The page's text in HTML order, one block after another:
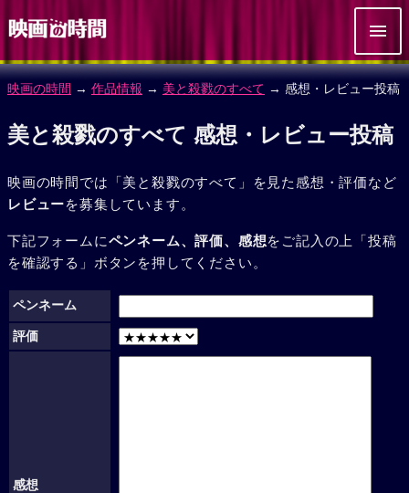
映画の時間 → 作品情報 → 美と殺戮のすべて → 感想・レビュー投稿
美と殺戮のすべて 感想・レビュー投稿
映画の時間では「美と殺戮のすべて」を見た感想・評価など
レビューを募集しています。
下記フォームにペンネーム、評価、感想をご記入の上「投稿
を確認する」ボタンを押してください。
ペンネーム
評価
感想